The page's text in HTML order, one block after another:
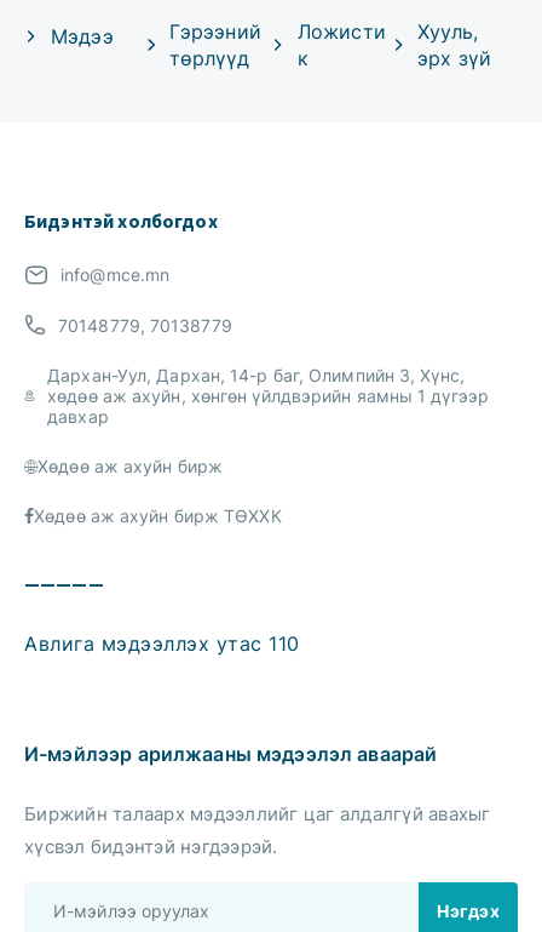
Мэдээ
Гэрээний
төрлүүд
Ложисти
к
Хууль,
эрх зүй
Бидэнтэй холбогдох
info@mce.mn
70148779, 70138779
Дархан-Уул, Дархан, 14-р баг, Олимпийн 3, Хүнс,
хөдөө аж ахуйн, хөнгөн үйлдвэрийн яамны 1 дүгээр
давхар
Хөдөө аж ахуйн бирж
Хөдөө аж ахуйн бирж ТӨХХК
—————
Авлига мэдээллэх утас 110
И-мэйлээр арилжааны мэдээлэл аваарай
Биржийн талаарх мэдээллийг цаг алдалгүй авахыг
хүсвэл бидэнтэй нэгдээрэй.